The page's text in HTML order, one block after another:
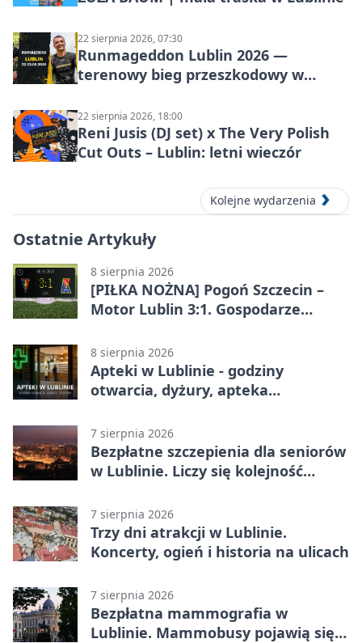
22 sierpnia 2026, 07:30
Runmageddon Lublin 2026 —
terenowy bieg przeszkodowy w
22 sierpnia 2026, 18:00
Reni Jusis (DJ set) x The Very Polish
Cut Outs – Lublin: letni wieczór
Kolejne wydarzenia
Ostatnie Artykuły
8 sierpnia 2026
[PIŁKA NOŻNA] Pogoń Szczecin –
Motor Lublin 3:1. Gospodarze
Ekstraklasy
8 sierpnia 2026
Apteki w Lublinie - godziny
otwarcia, dyżury, apteka
7 sierpnia 2026
Bezpłatne szczepienia dla seniorów
w Lublinie. Liczy się kolejność
7 sierpnia 2026
Trzy dni atrakcji w Lublinie.
Koncerty, ogień i historia na ulicach
7 sierpnia 2026
Bezpłatna mammografia w
Lublinie. Mammobusy pojawią się